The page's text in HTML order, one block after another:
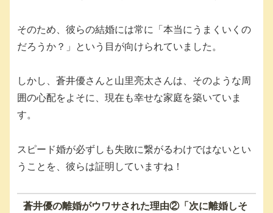
そのため、彼らの結婚には常に「本当にうまくいくの
だろうか？」という目が向けられていました。
しかし、蒼井優さんと山里亮太さんは、そのような周
囲の心配をよそに、現在も幸せな家庭を築いていま
す。
スピード婚が必ずしも失敗に繋がるわけではないとい
うことを、彼らは証明していますね！
蒼井優の離婚がウワサされた理由②「次に離婚しそ